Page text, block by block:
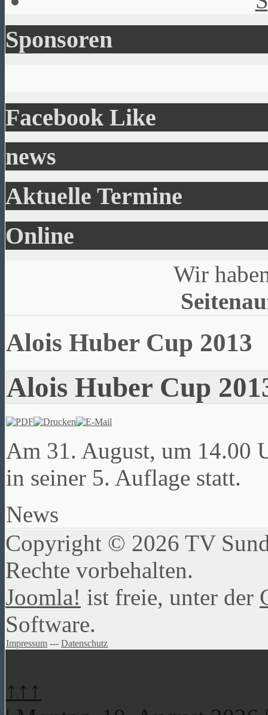
Sponsoren
Facebook Like
news
Aktuelle Termine
Online
Wir
Alois Huber Cup 2013
Alois Huber Cup
Am 31. August, um 14.00
in seiner 5. Auflage statt.
News
Copyright © 2026 TV
Rechte vorbehalten.
Joomla! ist freie, unter der
Software.
Impressum --- Datenschutz
↑↑↑